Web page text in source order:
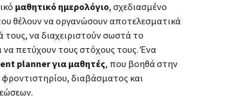
μαθητικό ημερολόγιο, σχεδιασμένο
θέλουν να οργανώσουν αποτελεσματικά
να διαχειριστούν σωστά το
πετύχουν τους στόχους τους. Ένα
planner για μαθητές, που βοηθά στην
διαβάσματος και